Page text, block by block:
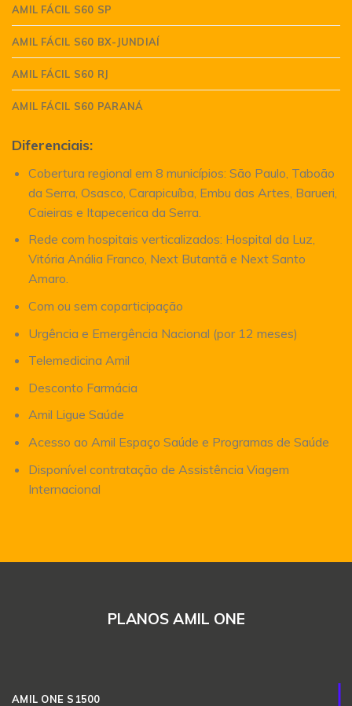
AMIL FÁCIL S60 SP
AMIL FÁCIL S60 BX-JUNDIAÍ
AMIL FÁCIL S60 RJ
AMIL FÁCIL S60 PARANÁ
Diferenciais:
Cobertura regional em 8 municípios: São Paulo, Taboão
da Serra, Osasco, Carapicuíba, Embu das Artes, Barueri,
Caieiras e Itapecerica da Serra.
Rede com hospitais verticalizados: Hospital da Luz,
Vitória Anália Franco, Next Butantã e Next Santo
Amaro.
Com ou sem coparticipação
Urgência e Emergência Nacional (por 12 meses)
Telemedicina Amil
Desconto Farmácia
Amil Ligue Saúde
Acesso ao Amil Espaço Saúde e Programas de Saúde
Disponível contratação de Assistência Viagem
Internacional
PLANOS AMIL ONE
AMIL ONE S1500